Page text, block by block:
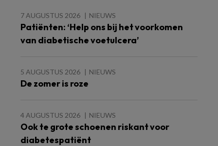
7 AUGUSTUS 2026 NIEUWS
Patiënten: ‘Help ons bij het voorkomen
van diabetische voetulcera’
5 AUGUSTUS 2026 NIEUWS
De zomer is roze
4 AUGUSTUS 2026 NIEUWS
Ook te grote schoenen riskant voor
diabetespatiënt